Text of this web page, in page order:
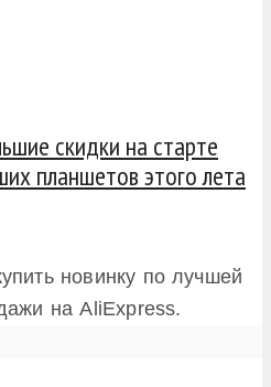
скидки на старте
планшетов этого лета
новинку по лучшей
на AliExpress.